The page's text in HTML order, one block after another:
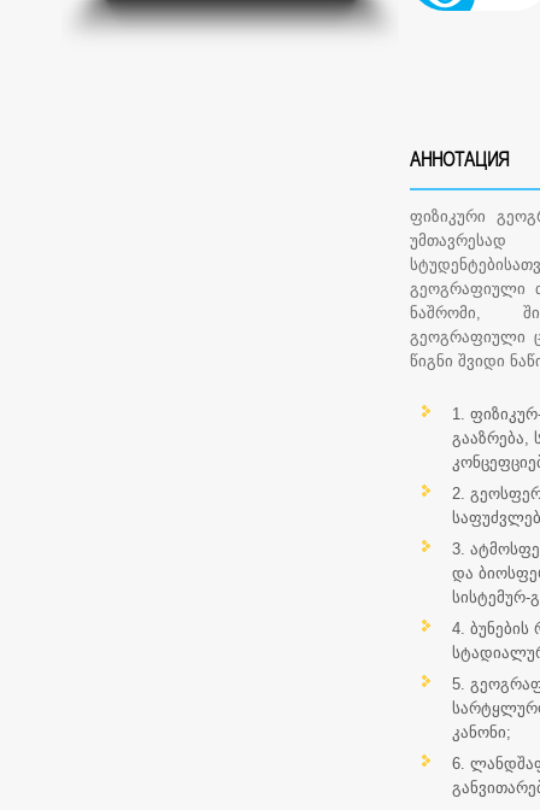
АННОТАЦИЯ
ფიზიკური
გეოგრაფიული
ნაშრომი,
გეოგრაფიული
წიგნი შვიდი
1.
გააზრება,
2.
3.
და
სისტემურ-
4.
5.
კანონი;
6.